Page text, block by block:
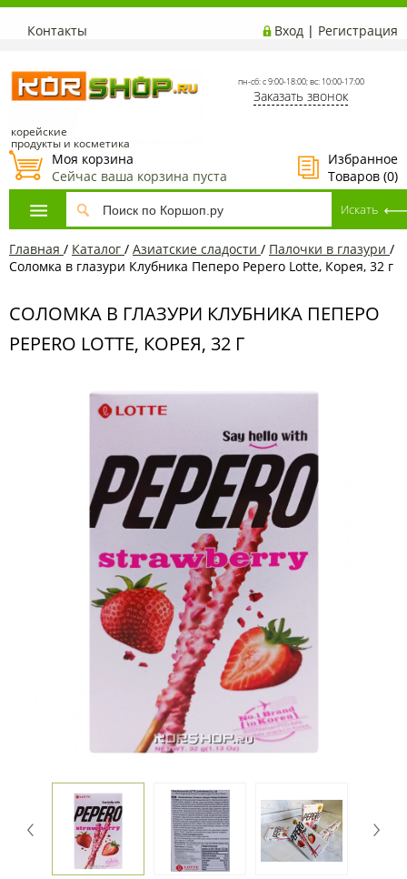
Контакты Вход | Регистрация
корейские
продукты и косметика
пн-сб: с 9:00-18:00; вс: 10:00-17:00
Заказать звонок
Избранное
Товаров (0)
Моя корзина
Сейчас ваша корзина пуста
Главная / Каталог / Азиатcкие сладости / Палочки в глазури /
Соломка в глазури Клубника Пеперо Pepero Lotte, Корея, 32 г
СОЛОМКА В ГЛАЗУРИ КЛУБНИКА ПЕПЕРО
PEPERO LOTTE, КОРЕЯ, 32 Г